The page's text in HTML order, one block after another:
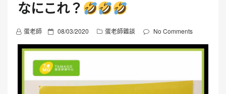
なにこれ？
蛋老師
P
o
t
e
08/03/2020 蛋老師雜談 No Comments